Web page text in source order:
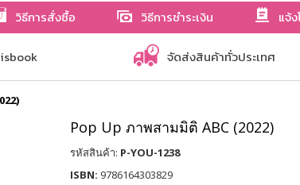
วิธีการสั่งซื้อ วิธีการชำระเงิน แจ้
จัดส่งสินค้าทั่วประเทศ
Pop Up ภาพสามมิติ ABC (2022)
รหัสสินค้า: P-YOU-1238
ISBN: 9786164303829